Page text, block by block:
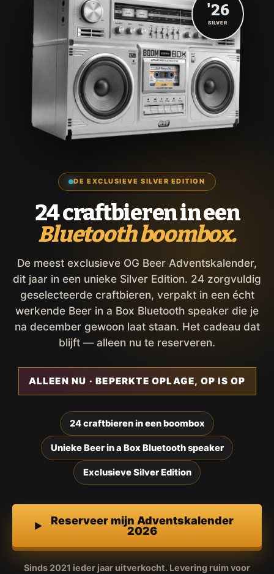
DE EXCLUSIEVE SILVER EDITION
24 craftbieren in een
Bluetooth boombox.
De meest exclusieve OG Beer Adventskalender,
dit jaar in een unieke Silver Edition. 24 zorgvuldig
geselecteerde craftbieren, verpakt in een écht
werkende Beer in a Box Bluetooth speaker die je
na december gewoon laat staan. Het cadeau dat
blijft — alleen nu te reserveren.
ALLEEN NU · BEPERKTE OPLAGE, OP IS OP
24 craftbieren in een boombox
Unieke Beer in a Box Bluetooth speaker
Exclusieve Silver Edition
Reserveer mijn Adventskalender
2026
Sinds 2021 ieder jaar uitverkocht. Levering ruim voor
'26
SILVER